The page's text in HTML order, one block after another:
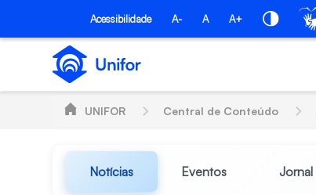
Pular para o Conteúdo principal
Acessibilidade A- A A+
UNIFOR Central de Conteúdo
Notícias Eventos Jornal